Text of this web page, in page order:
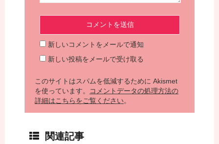
新しいコメントをメールで通知
新しい投稿をメールで受け取る
このサイトはスパムを低減するために Akismet
を使っています。
コメントデータの処理方法の
詳細はこちらをご覧ください。
関連記事